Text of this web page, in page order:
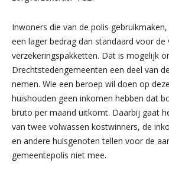
Inwoners die van de polis
een lager bedrag dan standaard voor de
verzekeringspakketten. Dat is mogelijk
Drechtstedengemeenten een deel van
nemen. Wie een beroep wil doen op
huishouden geen inkomen hebben dat
bruto per maand uitkomt. Daarbij gaat
van twee volwassen kostwinners, de
en andere huisgenoten tellen voor de
gemeentepolis niet mee.